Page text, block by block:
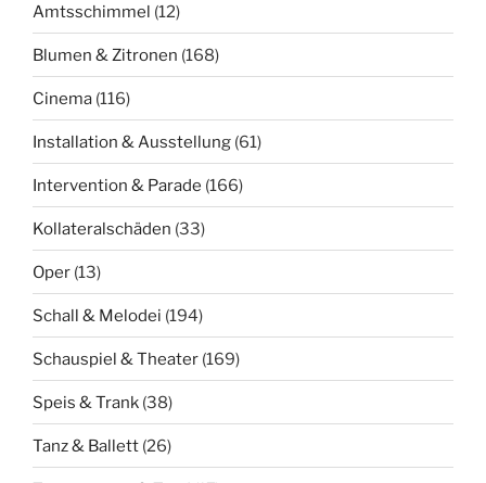
Amtsschimmel (12)
Blumen & Zitronen (168)
Cinema (116)
Installation & Ausstellung (61)
Intervention & Parade (166)
Kollateralschäden (33)
Oper (13)
Schall & Melodei (194)
Schauspiel & Theater (169)
Speis & Trank (38)
Tanz & Ballett (26)